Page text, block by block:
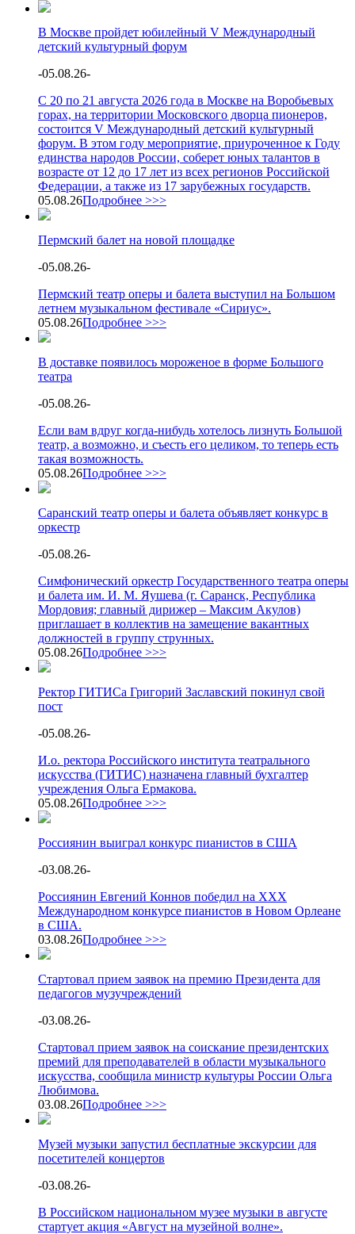
В Москве пройдет юбилейный V Международный
детский культурный форум
-05.08.26-
С 20 по 21 августа 2026 года в Москве на Воробьевых
горах, на территории Московского дворца пионеров,
состоится V Международный детский культурный
форум. В этом году мероприятие, приуроченное к Году
единства народов России, соберет юных талантов в
возрасте от 12 до 17 лет из всех регионов Российской
Федерации, а также из 17 зарубежных государств.
05.08.26Подробнее >>>
Пермский балет на новой площадке
-05.08.26-
Пермский театр оперы и балета выступил на Большом
летнем музыкальном фестивале «Сириус».
05.08.26Подробнее >>>
В доставке появилось мороженое в форме Большого
театра
-05.08.26-
Если вам вдруг когда-нибудь хотелось лизнуть Большой
театр, а возможно, и съесть его целиком, то теперь есть
такая возможность.
05.08.26Подробнее >>>
Саранский театр оперы и балета объявляет конкурс в
оркестр
-05.08.26-
Симфонический оркестр Государственного театра оперы
и балета им. И. М. Яушева (г. Саранск, Республика
Мордовия; главный дирижер – Максим Акулов)
приглашает в коллектив на замещение вакантных
должностей в группу струнных.
05.08.26Подробнее >>>
Ректор ГИТИСа Григорий Заславский покинул свой
пост
-05.08.26-
И.о. ректора Российского института театрального
искусства (ГИТИС) назначена главный бухгалтер
учреждения Ольга Ермакова.
05.08.26Подробнее >>>
Россиянин выиграл конкурс пианистов в США
-03.08.26-
Россиянин Евгений Коннов победил на XXX
Международном конкурсе пианистов в Новом Орлеане
в США.
03.08.26Подробнее >>>
Стартовал прием заявок на премию Президента для
педагогов музучреждений
-03.08.26-
Стартовал прием заявок на соискание президентских
премий для преподавателей в области музыкального
искусства, сообщила министр культуры России Ольга
Любимова.
03.08.26Подробнее >>>
Музей музыки запустил бесплатные экскурсии для
посетителей концертов
-03.08.26-
В Российском национальном музее музыки в августе
стартует акция «Август на музейной волне».